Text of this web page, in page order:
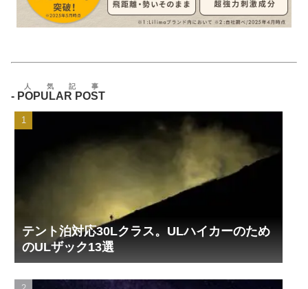
- POPULAR POST
人気記事
テント泊対応30Lクラス。ULハイカーのため
のULザック13選